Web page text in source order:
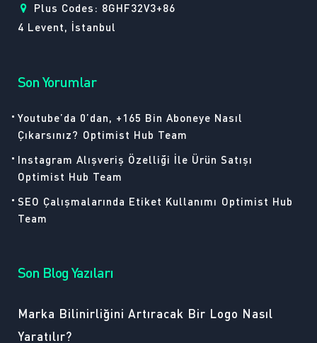
Plus Codes: 8GHF32V3+86
4 Levent, İstanbul
Son Yorumlar
Youtube’da 0’dan, +165 Bin Aboneye Nasıl
Çıkarsınız? Optimist Hub Team
Instagram Alışveriş Özelliği İle Ürün Satışı
Optimist Hub Team
SEO Çalışmalarında Etiket Kullanımı Optimist Hub
Team
Son Blog Yazıları
Marka Bilinirliğini Artıracak Bir Logo Nasıl
Yaratılır?